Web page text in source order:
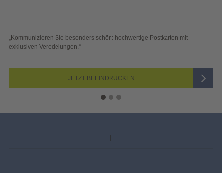
besonders schön: hochwertige Postkarten mit
JETZT BEEINDRUCKEN
„Sichtbar und